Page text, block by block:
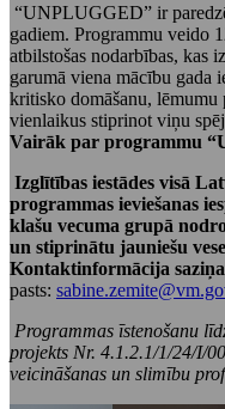
“UNPLUGGED” ir
gadiem. Programmu veido
atbilstošas nodarbības, kas
garumā viena mācību gada
kritisko domāšanu, lēmumu
vienlaikus stiprinot viņu
Vairāk par programmu
Izglītības iestādes visā
programmas ieviešanas
klašu vecuma grupā
un stiprinātu jauniešu
Kontaktinformācija
pasts:
Programmas īstenošanu
projekts Nr. 4.1.2.1/1/24/I/
veicināšanas un slimību